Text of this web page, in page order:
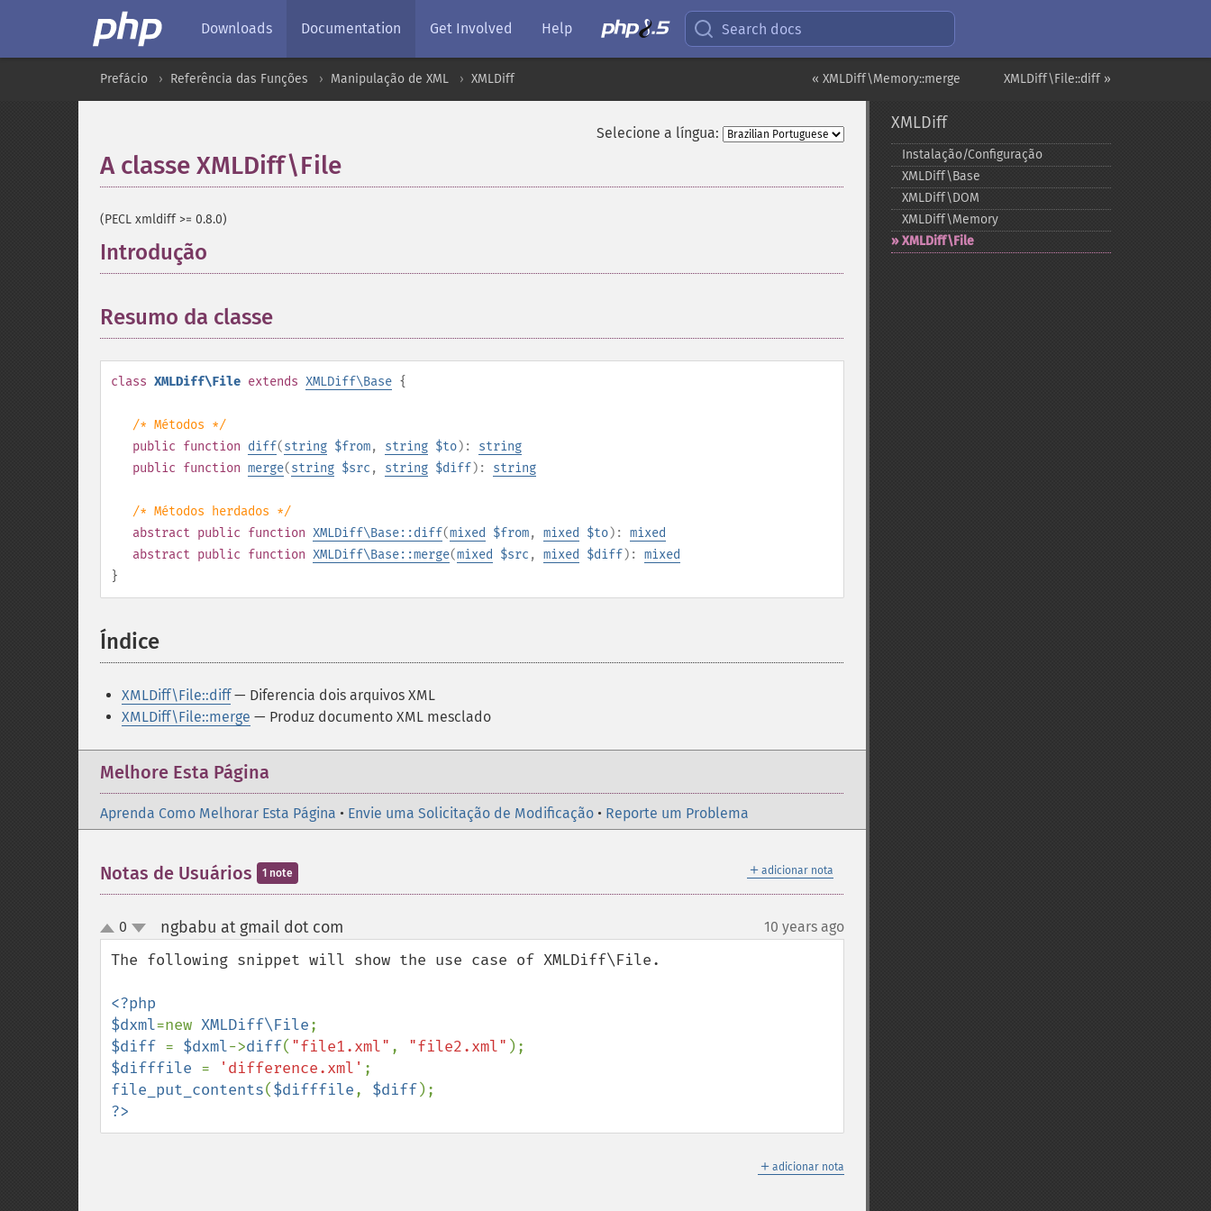
Downloads Documentation Get Involved Help Search docs
XMLDiff\File::diff »
« XMLDiff\Memory::merge
Prefácio Referência das Funções Manipulação de XML XMLDiff
Selecione a língua:
A classe XMLDiff\File
(PECL xmldiff >= 0.8.0)
Introdução
Resumo da classe
class XMLDiff\File extends XMLDiff\Base {
/* Métodos */
public function diff(string $from, string $to): string
public function merge(string $src , string $diff): string
/* Métodos herdados */
abstract public function XMLDiff\Base::diff(mixed $from, mixed $to): mixed
abstract public function XMLDiff\Base::merge(mixed $src , mixed $diff): mixed
}
Índice
XMLDiff\File::diff— Diferencia dois arquivos XML
XMLDiff\File::merge — Produz documento XML mesclado
Melhore Esta Página
Aprenda Como Melhorar Esta Página • Envie uma Solicitação de Modificação • Reporte um Problema
＋ adicionar nota
Notas de Usuários 1 note
up
down
0 ngbabu at gmail dot com 10 years ago
The following snippet will show the use case of XMLDiff\File.
<?php
$dxml=new XMLDiff\File
$diff = $dxml->diff( "file1.xml" , "file2.xml"
$difffile = 'difference.xml'
file_put_contents($difffile, $diff
?>
＋ adicionar nota
XMLDiff
Instalação/Configuração
XMLDiff\Base
XMLDiff\DOM
XMLDiff\Memory
XMLDiff\File